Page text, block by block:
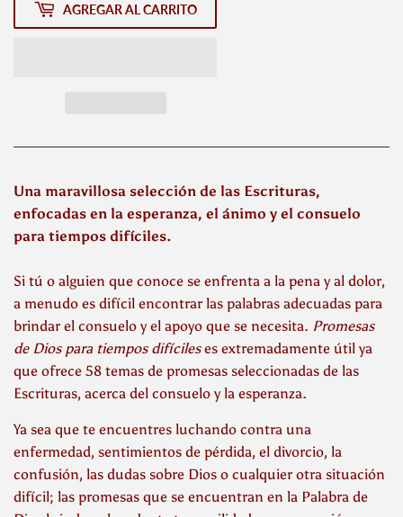
AGREGAR AL CARRITO
Una maravillosa selección de las Escrituras,
enfocadas en la esperanza, el ánimo y el consuelo
para tiempos difíciles.
Si tú o alguien que conoce se enfrenta a la pena y al dolor,
a menudo es difícil encontrar las palabras adecuadas para
brindar el consuelo y el apoyo que se necesita. Promesas
de Dios para tiempos difíciles es extremadamente útil ya
que ofrece 58 temas de promesas seleccionadas de las
Escrituras, acerca del consuelo y la esperanza.
Ya sea que te encuentres luchando contra una
enfermedad, sentimientos de pérdida, el divorcio, la
confusión, las dudas sobre Dios o cualquier otra situación
difícil; las promesas que se encuentran en la Palabra de